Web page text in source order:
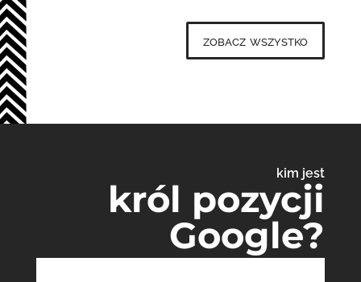
zobacz wszystko
kim jest
król pozycji
Google?